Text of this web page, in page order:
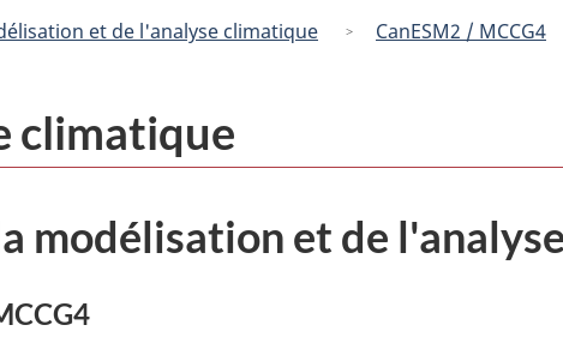
et de l'analyse climatique CanESM2 / MCCG4
climatique
modélisation et de